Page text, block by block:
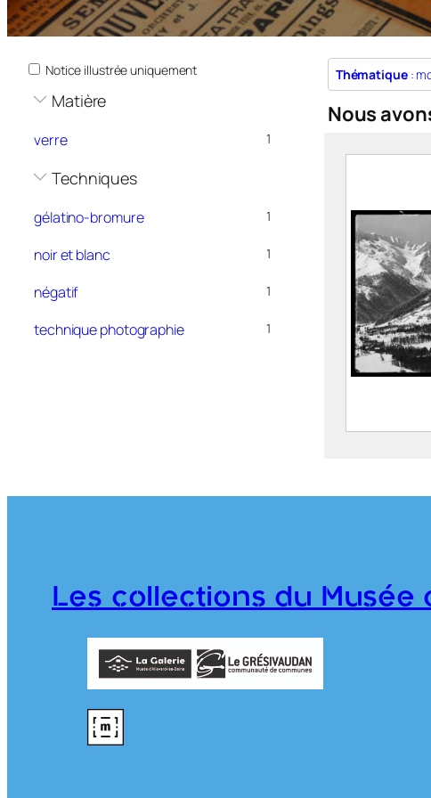
Notice illustrée uniquement
Matière
verre 1
Techniques
gélatino-bromure 1
noir et blanc 1
négatif 1
technique photographie 1
Thématique:
Nous
Vue des
Les collections du Musée